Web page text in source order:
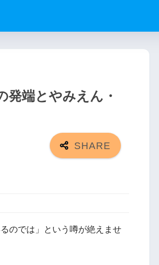
発端とやみえん・
のでは」という噂が絶えませ